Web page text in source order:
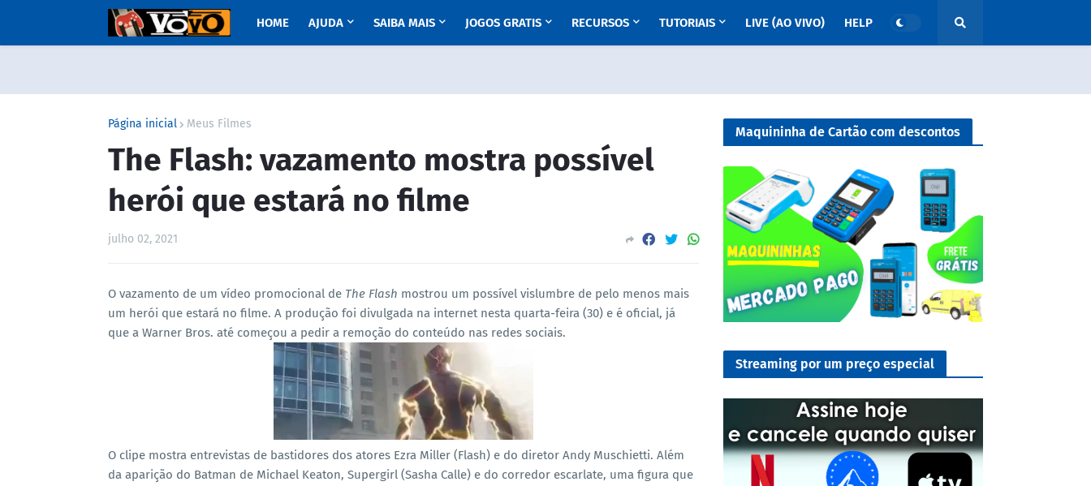
HOME AJUDA SAIBA MAIS JOGOS GRATIS RECURSOS TUTORIAIS LIVE (AO VIVO) HELP
Página inicial Meus Filmes
The Flash: vazamento mostra possível
herói que estará no filme
julho 02, 2021
O vazamento de um vídeo promocional de The Flash mostrou um possível vislumbre de pelo menos mais
um herói que estará no filme. A produção foi divulgada na internet nesta quarta-feira (30) e é oficial, já
que a Warner Bros. até começou a pedir a remoção do conteúdo nas redes sociais.
O clipe mostra entrevistas de bastidores dos atores Ezra Miller (Flash) e do diretor Andy Muschietti. Além
da aparição do Batman de Michael Keaton, Supergirl (Sasha Calle) e do corredor escarlate, uma figura que
Maquininha de Cartão com descontos
Streaming por um preço especial